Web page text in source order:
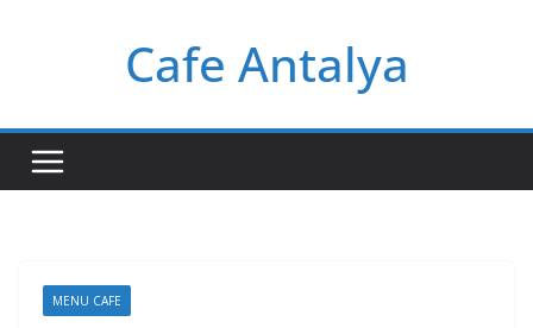
Cafe Antalya
MENU CAFE